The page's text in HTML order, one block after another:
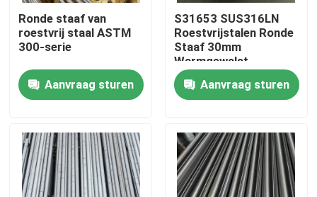
Huis
Producten
Videos
Ronde staaf van
roestvrij staal ASTM
300-serie
Aanvraag sturen
S31653 SUS316LN
Roestvrijstalen Ronde
Staaf 30mm
Warmgewalst
Koudgewalst Helder
Precisie Gesneden
Aanvraag sturen